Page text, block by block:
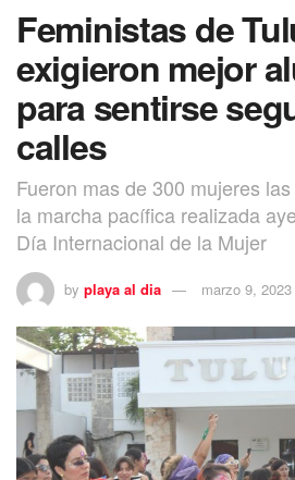
Feministas de
exigieron mejor
para sentirse
calles
Fueron mas de 300 mujeres
la marcha pacífica realizada
Día Internacional de la Mujer
by playa al dia marzo 9, 2023